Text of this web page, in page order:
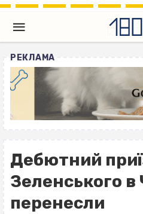
РЕКЛАМА
Дебютний
Зеленського в
перенесли